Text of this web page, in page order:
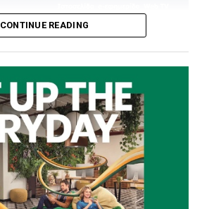
CONTINUE READING